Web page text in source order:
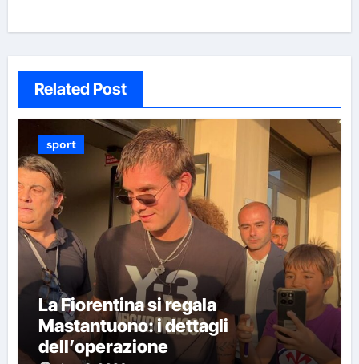
Related Post
sport
La Fiorentina si regala
Mastantuono: i dettagli
dell’operazione